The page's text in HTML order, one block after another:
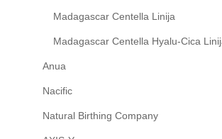
Madagascar Centella Linija
Madagascar Centella Hyalu-Cica
Anua
Nacific
Natural Birthing Company